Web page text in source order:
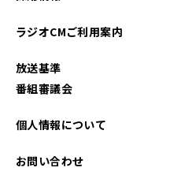
ラジオCMご利用案内
放送基準
番組審議会
個人情報について
お問い合わせ